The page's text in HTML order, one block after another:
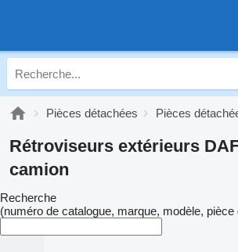
Pièces détachées Pièces
Rétroviseurs extérieurs
camion
Recherche
(numéro de catalogue, marque, modèle, pièce